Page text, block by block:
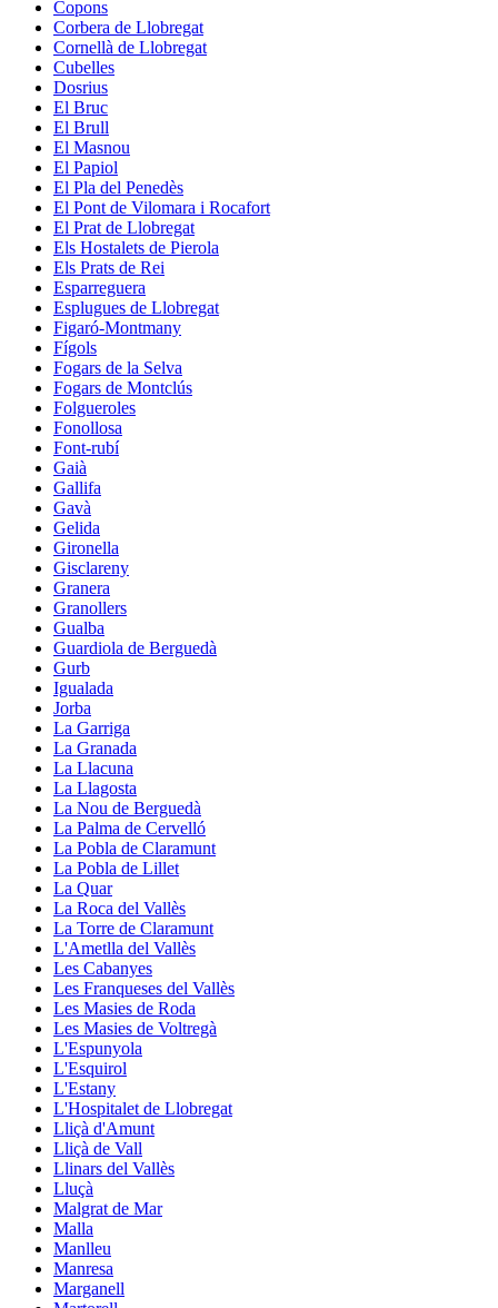
Copons
Corbera de Llobregat
Cornellà de Llobregat
Cubelles
Dosrius
El Bruc
El Brull
El Masnou
El Papiol
El Pla del Penedès
El Pont de Vilomara i Rocafort
El Prat de Llobregat
Els Hostalets de Pierola
Els Prats de Rei
Esparreguera
Esplugues de Llobregat
Figaró-Montmany
Fígols
Fogars de la Selva
Fogars de Montclús
Folgueroles
Fonollosa
Font-rubí
Gaià
Gallifa
Gavà
Gelida
Gironella
Gisclareny
Granera
Granollers
Gualba
Guardiola de Berguedà
Gurb
Igualada
Jorba
La Garriga
La Granada
La Llacuna
La Llagosta
La Nou de Berguedà
La Palma de Cervelló
La Pobla de Claramunt
La Pobla de Lillet
La Quar
La Roca del Vallès
La Torre de Claramunt
L'Ametlla del Vallès
Les Cabanyes
Les Franqueses del Vallès
Les Masies de Roda
Les Masies de Voltregà
L'Espunyola
L'Esquirol
L'Estany
L'Hospitalet de Llobregat
Lliçà d'Amunt
Lliçà de Vall
Llinars del Vallès
Lluçà
Malgrat de Mar
Malla
Manlleu
Manresa
Marganell